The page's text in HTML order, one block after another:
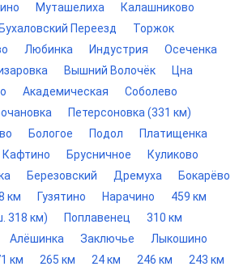
Муташелиха
Калашниково
Бухаловский Переезд
Торжок
Любинка Индустрия
Осеченка
Вышний Волочёк
Цна
Академическая
Соболево
Петерсоновка (331 км)
Бологое Подол
Платищенка
Кафтино Брусничное
Куликово
Березовский Дремуха
Бокарёво
км Гузятино Нарачино
459 км
318 км)
Поплавенец
310 км
Алёшинка Заключье
Лыкошино
км 265 км 24 км 246 км
243 км